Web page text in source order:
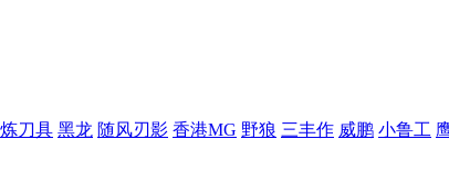
刀具 黑龙 随风刃影 香港MG 野狼 三丰作 威鹏 小鲁工